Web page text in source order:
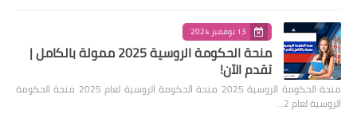
13 نوفمبر 2024
منحة الحكومة الروسية 2025 ممولة بالكامل |
تقدم الآن!
منحة الحكومة الروسية 2025 منحة الحكومة الروسية لعام 2025 منحة الحكومة
الروسية لعام 2…